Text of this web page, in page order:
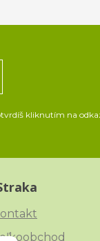
kliknutím na